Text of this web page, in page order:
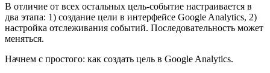
В отличие от всех остальных цель-событие настраивается в
два этапа: 1) создание цели в интерфейсе Google Analytics, 2)
настройка отслеживания событий. Последовательность может
меняться.
Начнем с простого: как создать цель в Google Analytics.